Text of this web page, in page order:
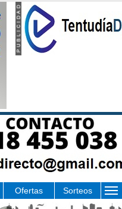
Ofertas Sorteos